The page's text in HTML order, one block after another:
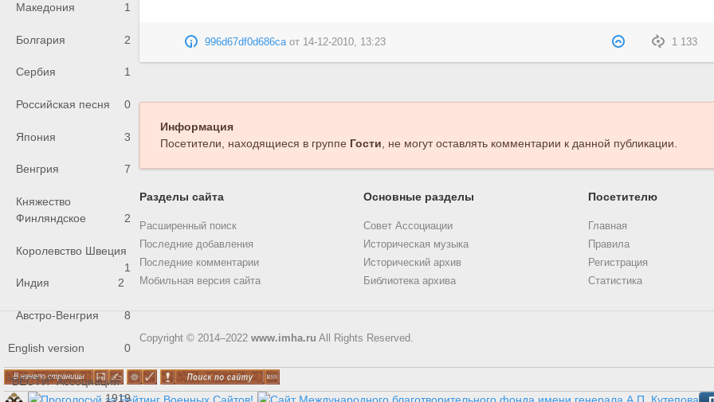
Македония 1
Болгария 2
Сербия 1
Российская песня 0
Япония 3
Венгрия 7
Княжество
Финляндское
2
Королевство Швеция
1
Индия
2
Австро-Венгрия 8
English version 0
"ВЕСТИ" Ассоциации
1919
1 133
996d67df0d686caот 14-12-2010, 13:23
Информация
Посетители, находящиеся в группе Гости, не могут оставлять комментарии к данной публикации.
Разделы сайта
Расширенный поиск
Последние добавления
Последние комментарии
Мобильная версия сайта
Основные разделы
Совет Ассоциации
Историческая музыка
Исторический архив
Библиотека архива
Посетителю
Главная
Правила
Регистрация
Статистика
Copyright © 2014–2022 www.imha.ru All Rights Reserved.